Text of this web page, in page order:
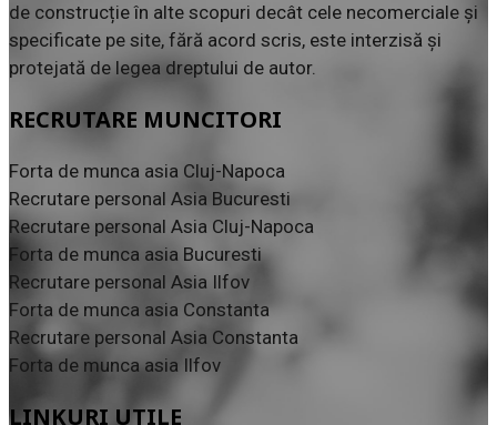
de construcție în alte scopuri decât cele necomerciale și
specificate pe site, fără acord scris, este interzisă și
protejată de legea dreptului de autor.
RECRUTARE MUNCITORI
Forta de munca asia Cluj-Napoca
Recrutare personal Asia Bucuresti
Recrutare personal Asia Cluj-Napoca
Forta de munca asia Bucuresti
Recrutare personal Asia Ilfov
Forta de munca asia Constanta
Recrutare personal Asia Constanta
Forta de munca asia Ilfov
LINKURI UTILE